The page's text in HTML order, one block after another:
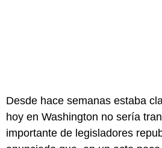
Desde hace semanas estaba
hoy en Washington no sería
importante de legisladores